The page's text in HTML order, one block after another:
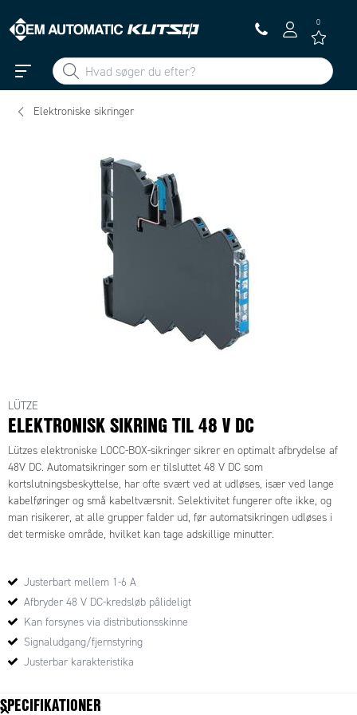
0
Elektroniske sikringer
LÜTZE
ELEKTRONISK SIKRING TIL 48 V DC
Lützes elektroniske LOCC-BOX-sikringer sikrer en optimalt afbrydelse af
48V DC. Automatsikringer som er tilsluttet 48 V DC som
kortslutningsbeskyttelse, har ofte svært ved at udløses, især ved lange
kabelføringer og små kabeltværsnit. Selektivitet fungerer ofte ikke, og
man risikerer, at alle grupper falder ud, før automatsikringen udløses i
det termiske område, hvilket kan tage adskillige minutter.
kabelføringer, hvilket giver god selektivitet uden strømafbrydelser af
andre fejlfrie grupper. Sikringernes mærkestrøm angives med et
fingerhjul under sikkerhedsdækslet. Strømstyrken kan indstilles mellem
1-6 A i trin af 1 A. Der kan vælges 5 forskellige karakteristika med et
fingerhjul. Hurtigt reagerende (1), halvhurtig (2) eller langsomt (3-5).
en distributionsklemmerække med en kobberstrømskinne op til en 40A
Justerbart mellem 1-6 A
Afbryder 48 V DC-kredsløb pålideligt
Kan forsynes via distributionsskinne
Signaludgang/fjernstyring
Justerbar karakteristika
SPECIFIKATIONER